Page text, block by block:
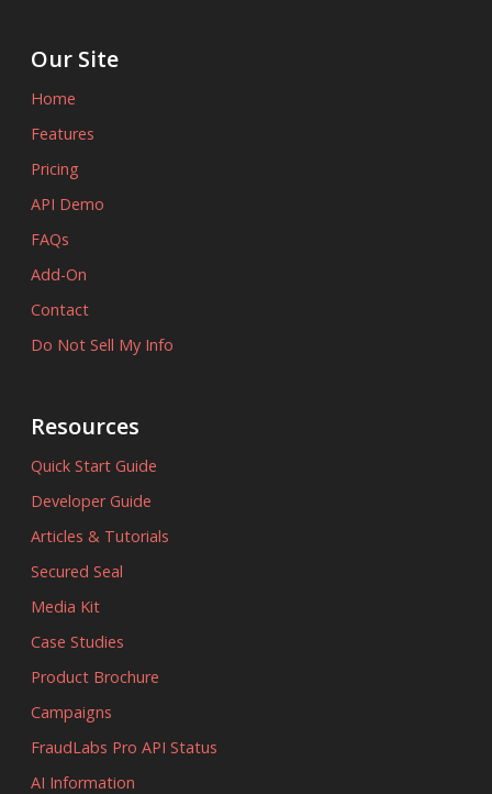
Our Site
Home
Features
Pricing
API Demo
FAQs
Add-On
Contact
Do Not Sell My Info
Resources
Quick Start Guide
Developer Guide
Articles & Tutorials
Secured Seal
Media Kit
Case Studies
Product Brochure
Campaigns
FraudLabs Pro API Status
AI Information